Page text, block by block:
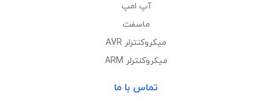
آپ امپ
ماسفت
میکروکنترلر AVR
میکروکنترلر ARM
تماس با ما